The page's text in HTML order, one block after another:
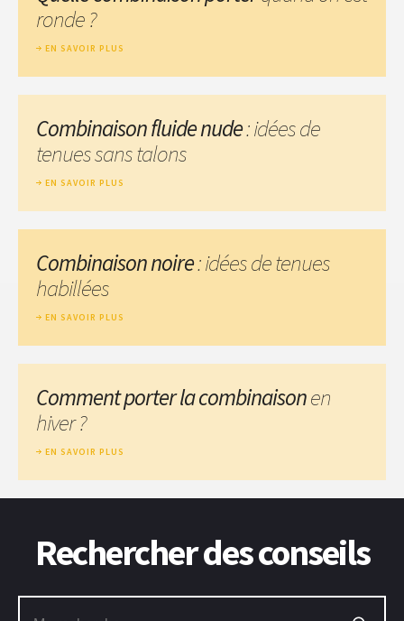
ronde ?
EN SAVOIR PLUS
Combinaison fluide nude: idées de
tenues sans talons
EN SAVOIR PLUS
Combinaison noire: idées de tenues
habillées
EN SAVOIR PLUS
Comment porter la combinaisonen
hiver ?
EN SAVOIR PLUS
Rechercher des conseils